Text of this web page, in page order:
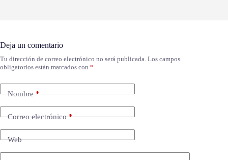
Deja un comentario
Tu dirección de correo electrónico no será publicada. Los campos
obligatorios están marcados con *
Nombre*
Correo electrónico*
Web